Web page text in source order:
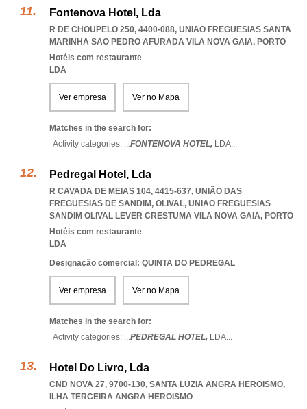
Fontenova Hotel, Lda
R DE CHOUPELO 250, 4400-088, UNIAO FREGUESIAS SANTA
MARINHA SAO PEDRO AFURADA VILA NOVA GAIA, PORTO
Hotéis com restaurante
LDA
Ver empresa Ver no Mapa
Matches in the search for:
Activity categories: ...FONTENOVA HOTEL, LDA...
Pedregal Hotel, Lda
R CAVADA DE MEIAS 104, 4415-637, UNIÃO DAS
FREGUESIAS DE SANDIM, OLIVAL, UNIAO FREGUESIAS
SANDIM OLIVAL LEVER CRESTUMA VILA NOVA GAIA, PORTO
Hotéis com restaurante
LDA
Designação comercial: QUINTA DO PEDREGAL
Ver empresa Ver no Mapa
Matches in the search for:
Activity categories: ...PEDREGAL HOTEL, LDA...
Hotel Do Livro, Lda
CND NOVA 27, 9700-130, SANTA LUZIA ANGRA HEROISMO,
ILHA TERCEIRA ANGRA HEROISMO